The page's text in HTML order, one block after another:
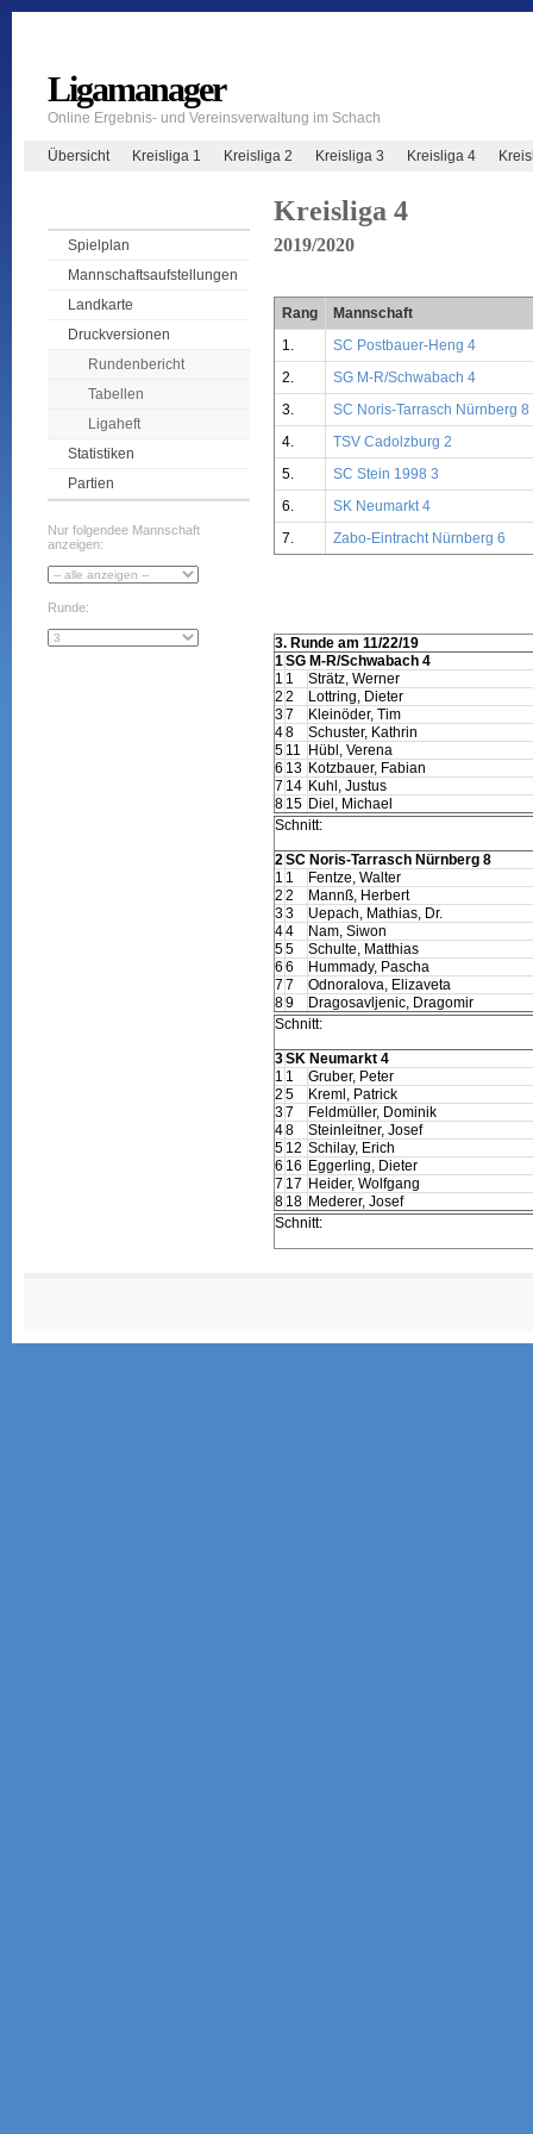
Ligamanager
Online Ergebnis- und Vereinsverwaltung im Schach
Übersicht Kreisliga 1 Kreisliga 2 Kreisliga 3 Kreisliga 4
Spielplan
Mannschaftsaufstellungen
Landkarte
Druckversionen
Rundenbericht
Tabellen
Ligaheft
Statistiken
Partien
Nur folgendee Mannschaft
anzeigen:
Runde:
Kreisliga 4
2019/2020
Rang
Mannschaft
1.
SC Postbauer-Heng 4
2.
SG M-R/Schwabach 4
3.
SC Noris-Tarrasch Nürnberg 8
4.
TSV Cadolzburg 2
5.
SC Stein 1998 3
6.
SK Neumarkt 4
7.
Zabo-Eintracht Nürnberg 6
3. Runde am 11/22/19
1 SG M-R/Schwabach 4
1 1
Strätz, Werner
2 2
Lottring, Dieter
37
Kleinöder, Tim
48
Schuster, Kathrin
5 11
Hübl, Verena
6 13 Kotzbauer, Fabian
7 14 Kuhl, Justus
8 15 Diel, Michael
Schnitt:
2 SC Noris-Tarrasch Nürnberg 8
1 1
Fentze, Walter
2 2
Mannß, Herbert
33
Uepach, Mathias, Dr.
44
Nam, Siwon
55
Schulte, Matthias
6 6
Hummady, Pascha
7 7
Odnoralova, Elizaveta
89
Dragosavljenic, Dragomir
Schnitt:
3SK Neumarkt 4
1 1
Gruber, Peter
2 5
Kreml, Patrick
37
Feldmüller, Dominik
48
Steinleitner, Josef
5 12 Schilay, Erich
6 16 Eggerling, Dieter
7 17 Heider, Wolfgang
8 18 Mederer, Josef
Schnitt: